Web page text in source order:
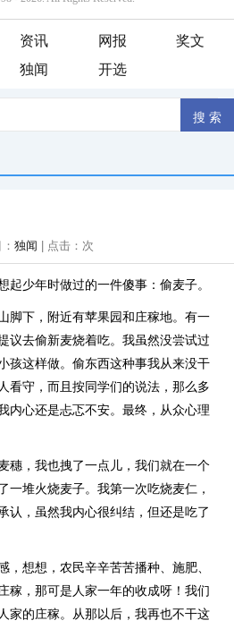
资讯 网报
奖文
独闻 开选
独闻 | 点击： 次
起少年时做过的一件傻事：偷麦子。
脚下，附近有苹果园和庄稼地。有一
议去偷新麦烧着吃。我虽然没尝试过
孩这样做。偷东西这种事我从来没干
看守，而且按同学们的说法，那么多
内心还是忐忑不安。最终，从众心理
穗，我也拽了一点儿，我们就在一个
一堆火烧麦子。我第一次吃烧麦仁，
认，虽然我内心很纠结，但还是吃了
，想想，农民辛辛苦苦播种、施肥、
稼，那可是人家一年的收成呀！我们
家的庄稼。从那以后，我再也不干这